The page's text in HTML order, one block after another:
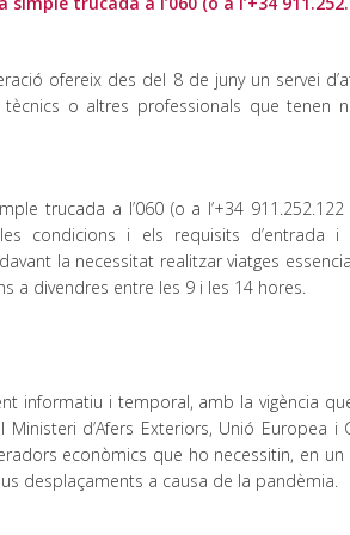
ofereix des del 8 de juny un servei
o altres professionals que tenen
trucada a l’060 (o a l’+34 911.252.122
condicions i els requisits d’entrada i
la necessitat realitzar viatges
a divendres entre les 9 i les 14 hores.
informatiu i temporal, amb la vigència
Ministeri d’Afers Exteriors, Unió Europea
econòmics que ho necessitin, en
desplaçaments a causa de la pandèmia.